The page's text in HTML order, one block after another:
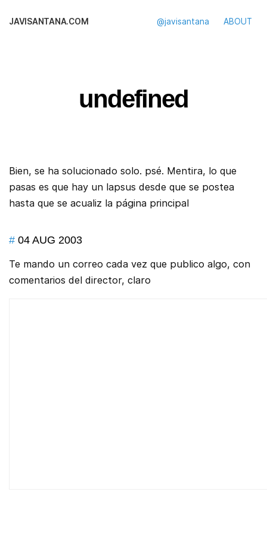
JAVISANTANA.COM @javisantana ABOUT
undefined
Bien, se ha solucionado solo. psé. Mentira, lo que
pasas es que hay un lapsus desde que se postea
hasta que se acualiz la página principal
# 04 AUG 2003
Te mando un correo cada vez que publico algo, con
comentarios del director, claro